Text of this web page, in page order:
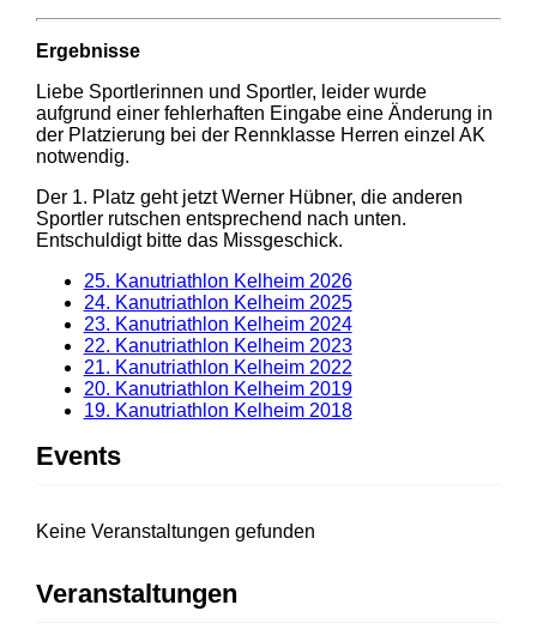
Ergebnisse
Liebe Sportlerinnen und Sportler, leider wurde
aufgrund einer fehlerhaften Eingabe eine Änderung in
der Platzierung bei der Rennklasse Herren einzel AK
notwendig.
Der 1. Platz geht jetzt Werner Hübner, die anderen
Sportler rutschen entsprechend nach unten.
Entschuldigt bitte das Missgeschick.
25. Kanutriathlon Kelheim 2026
24. Kanutriathlon Kelheim 2025
23. Kanutriathlon Kelheim 2024
22. Kanutriathlon Kelheim 2023
21. Kanutriathlon Kelheim 2022
20. Kanutriathlon Kelheim 2019
19. Kanutriathlon Kelheim 2018
Events
Keine Veranstaltungen gefunden
Veranstaltungen